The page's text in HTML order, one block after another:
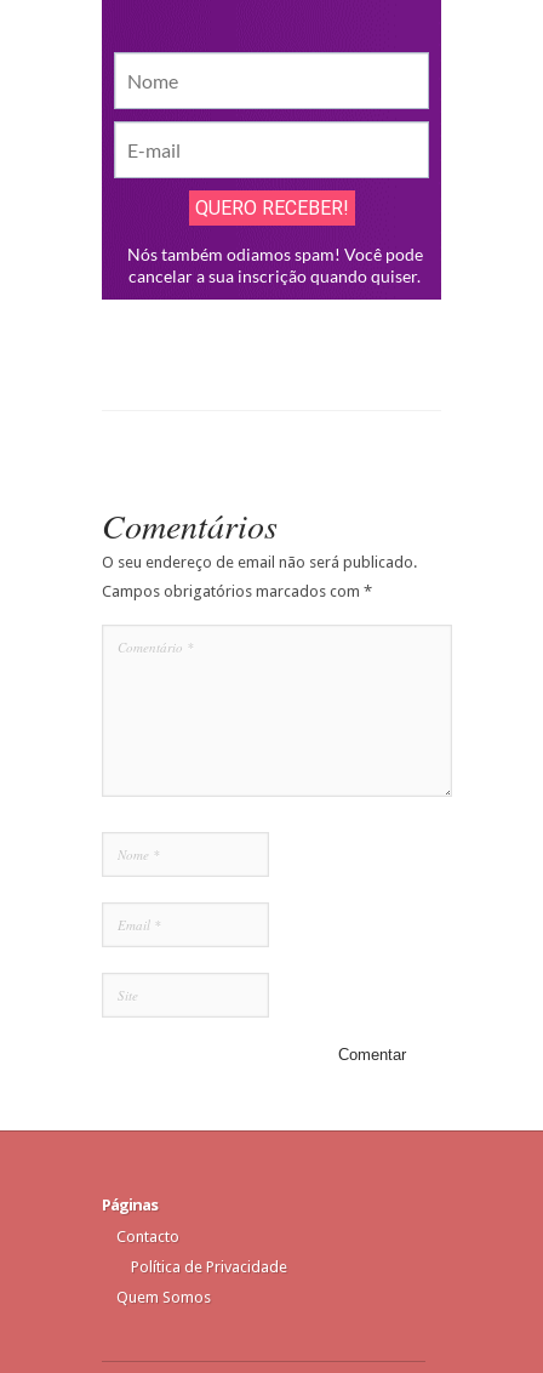
Comentários
O seu endereço de email não será publicado.
Campos obrigatórios marcados com *
Páginas
Contacto
Política de Privacidade
Quem Somos